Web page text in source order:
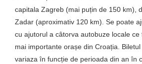
capitala Zagreb (mai puțin de 150 km),
Zadar (aproximativ 120 km). Se poate
cu ajutorul a câtorva autobuze locale
mai importante orașe din Croația.
variaza în funcție de perioada din an în